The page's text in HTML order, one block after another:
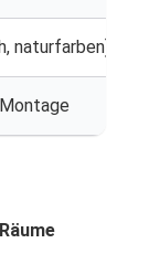
naturfarben)